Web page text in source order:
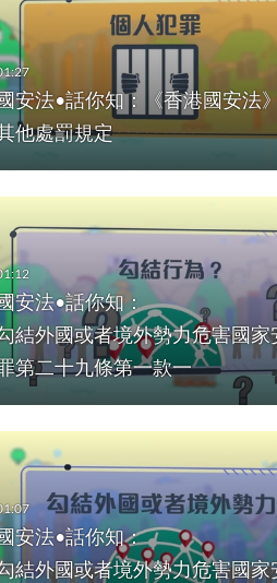
安法•話你知：《香港國安法》
他處罰規定
安法•話你知：
結外國或者境外勢力危害國家
第二十九條第一款一
安法•話你知：
結外國或者境外勢力危害國家